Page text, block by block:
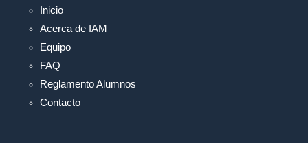
Inicio
Acerca de IAM
Equipo
FAQ
Reglamento Alumnos
Contacto